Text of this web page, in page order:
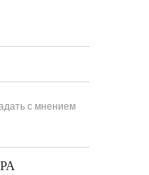
с мнением